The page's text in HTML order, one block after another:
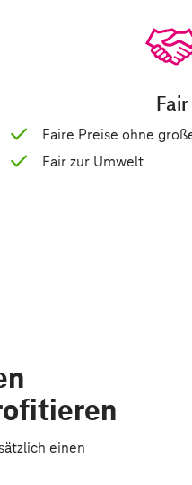
Fair
Faire Preise ohne
Fair zur Umwelt
einen